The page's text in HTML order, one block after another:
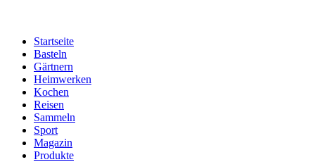
Startseite
Basteln
Gärtnern
Heimwerken
Kochen
Reisen
Sammeln
Sport
Magazin
Produkte